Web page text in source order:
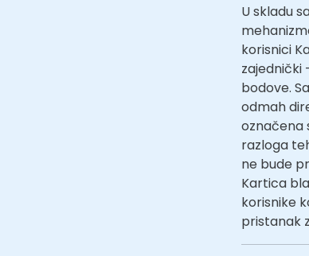
U skladu
korisnici
zajednički
bodove.
odmah
označena
razloga
ne bude
Kartica
korisnike
pristanak